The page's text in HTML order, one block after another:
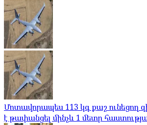
Մոտավորապես 113 կգ քաշ ունեցող
է թափանցել մինչև 1 մետր